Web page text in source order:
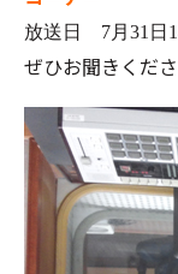
放送日 7月31日
ぜひお聞きくださ